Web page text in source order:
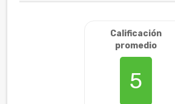
Calificación
promedio
5